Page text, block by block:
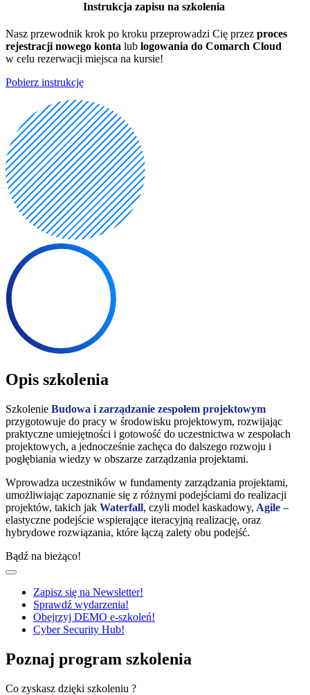
Instrukcja zapisu na szkolenia
Nasz przewodnik krok po kroku przeprowadzi Cię przez proces
rejestracji nowego konta lub logowania do Comarch Cloud
w celu rezerwacji miejsca na kursie!
Pobierz instrukcję
Opis szkolenia
Szkolenie Budowa i zarządzanie zespołem projektowym
przygotowuje do pracy w środowisku projektowym, rozwijając
praktyczne umiejętności i gotowość do uczestnictwa w zespołach
projektowych, a jednocześnie zachęca do dalszego rozwoju i
pogłębiania wiedzy w obszarze zarządzania projektami.
Wprowadza uczestników w fundamenty zarządzania projektami,
umożliwiając zapoznanie się z różnymi podejściami do realizacji
projektów, takich jak Waterfall, czyli model kaskadowy, Agile –
elastyczne podejście wspierające iteracyjną realizację, oraz
hybrydowe rozwiązania, które łączą zalety obu podejść.
Bądź na bieżąco!
Zapisz się na Newsletter!
Sprawdź wydarzenia!
Obejrzyj DEMO e-szkoleń!
Cyber Security Hub!
Poznaj program szkolenia
Co zyskasz dzięki szkoleniu ?